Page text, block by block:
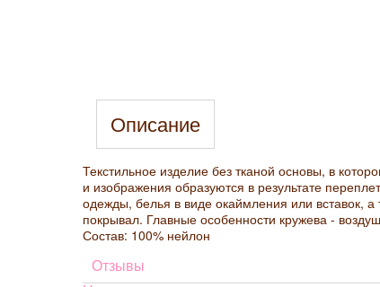
Описание
Текстильное изделие без тканой основы, в
и изображения образуются в результате
одежды, белья в виде окаймления или вставок,
покрывал. Главные особенности кружева -
Состав: 100% нейлон
Отзывы